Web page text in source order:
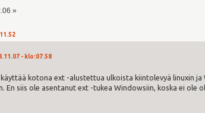
»
- klo:07.58
kotona ext -alustettua ulkoista kiintolevyä linuxin
En siis ole asentanut ext -tukea Windowsiin, koska ei ole